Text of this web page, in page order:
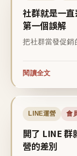
社群就是一
第一個誤解
把社群當發促銷
閱讀全文
LINE運營 會
開了 LINE 群
營的差別